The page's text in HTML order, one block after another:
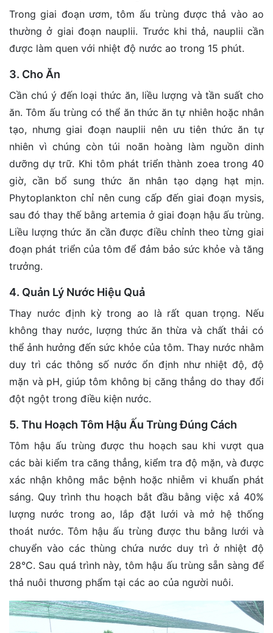
Trong giai đoạn ươm, tôm ấu trùng được thả vào ao
thường ở giai đoạn nauplii. Trước khi thả, nauplii cần
được làm quen với nhiệt độ nước ao trong 15 phút.
3. Cho Ăn
Cần chú ý đến loại thức ăn, liều lượng và tần suất cho
ăn. Tôm ấu trùng có thể ăn thức ăn tự nhiên hoặc nhân
tạo, nhưng giai đoạn nauplii nên ưu tiên thức ăn tự
nhiên vì chúng còn túi noãn hoàng làm nguồn dinh
dưỡng dự trữ. Khi tôm phát triển thành zoea trong 40
giờ, cần bổ sung thức ăn nhân tạo dạng hạt mịn.
Phytoplankton chỉ nên cung cấp đến giai đoạn mysis,
sau đó thay thế bằng artemia ở giai đoạn hậu ấu trùng.
Liều lượng thức ăn cần được điều chỉnh theo từng giai
đoạn phát triển của tôm để đảm bảo sức khỏe và tăng
trưởng.
4. Quản Lý Nước Hiệu Quả
Thay nước định kỳ trong ao là rất quan trọng. Nếu
không thay nước, lượng thức ăn thừa và chất thải có
thể ảnh hưởng đến sức khỏe của tôm. Thay nước nhằm
duy trì các thông số nước ổn định như nhiệt độ, độ
mặn và pH, giúp tôm không bị căng thẳng do thay đổi
đột ngột trong điều kiện nước.
5. Thu Hoạch Tôm Hậu Ấu Trùng Đúng Cách
Tôm hậu ấu trùng được thu hoạch sau khi vượt qua
các bài kiểm tra căng thẳng, kiểm tra độ mặn, và được
xác nhận không mắc bệnh hoặc nhiễm vi khuẩn phát
sáng. Quy trình thu hoạch bắt đầu bằng việc xả 40%
lượng nước trong ao, lắp đặt lưới và mở hệ thống
thoát nước. Tôm hậu ấu trùng được thu bằng lưới và
chuyển vào các thùng chứa nước duy trì ở nhiệt độ
28°C. Sau quá trình này, tôm hậu ấu trùng sẵn sàng để
thả nuôi thương phẩm tại các ao của người nuôi.